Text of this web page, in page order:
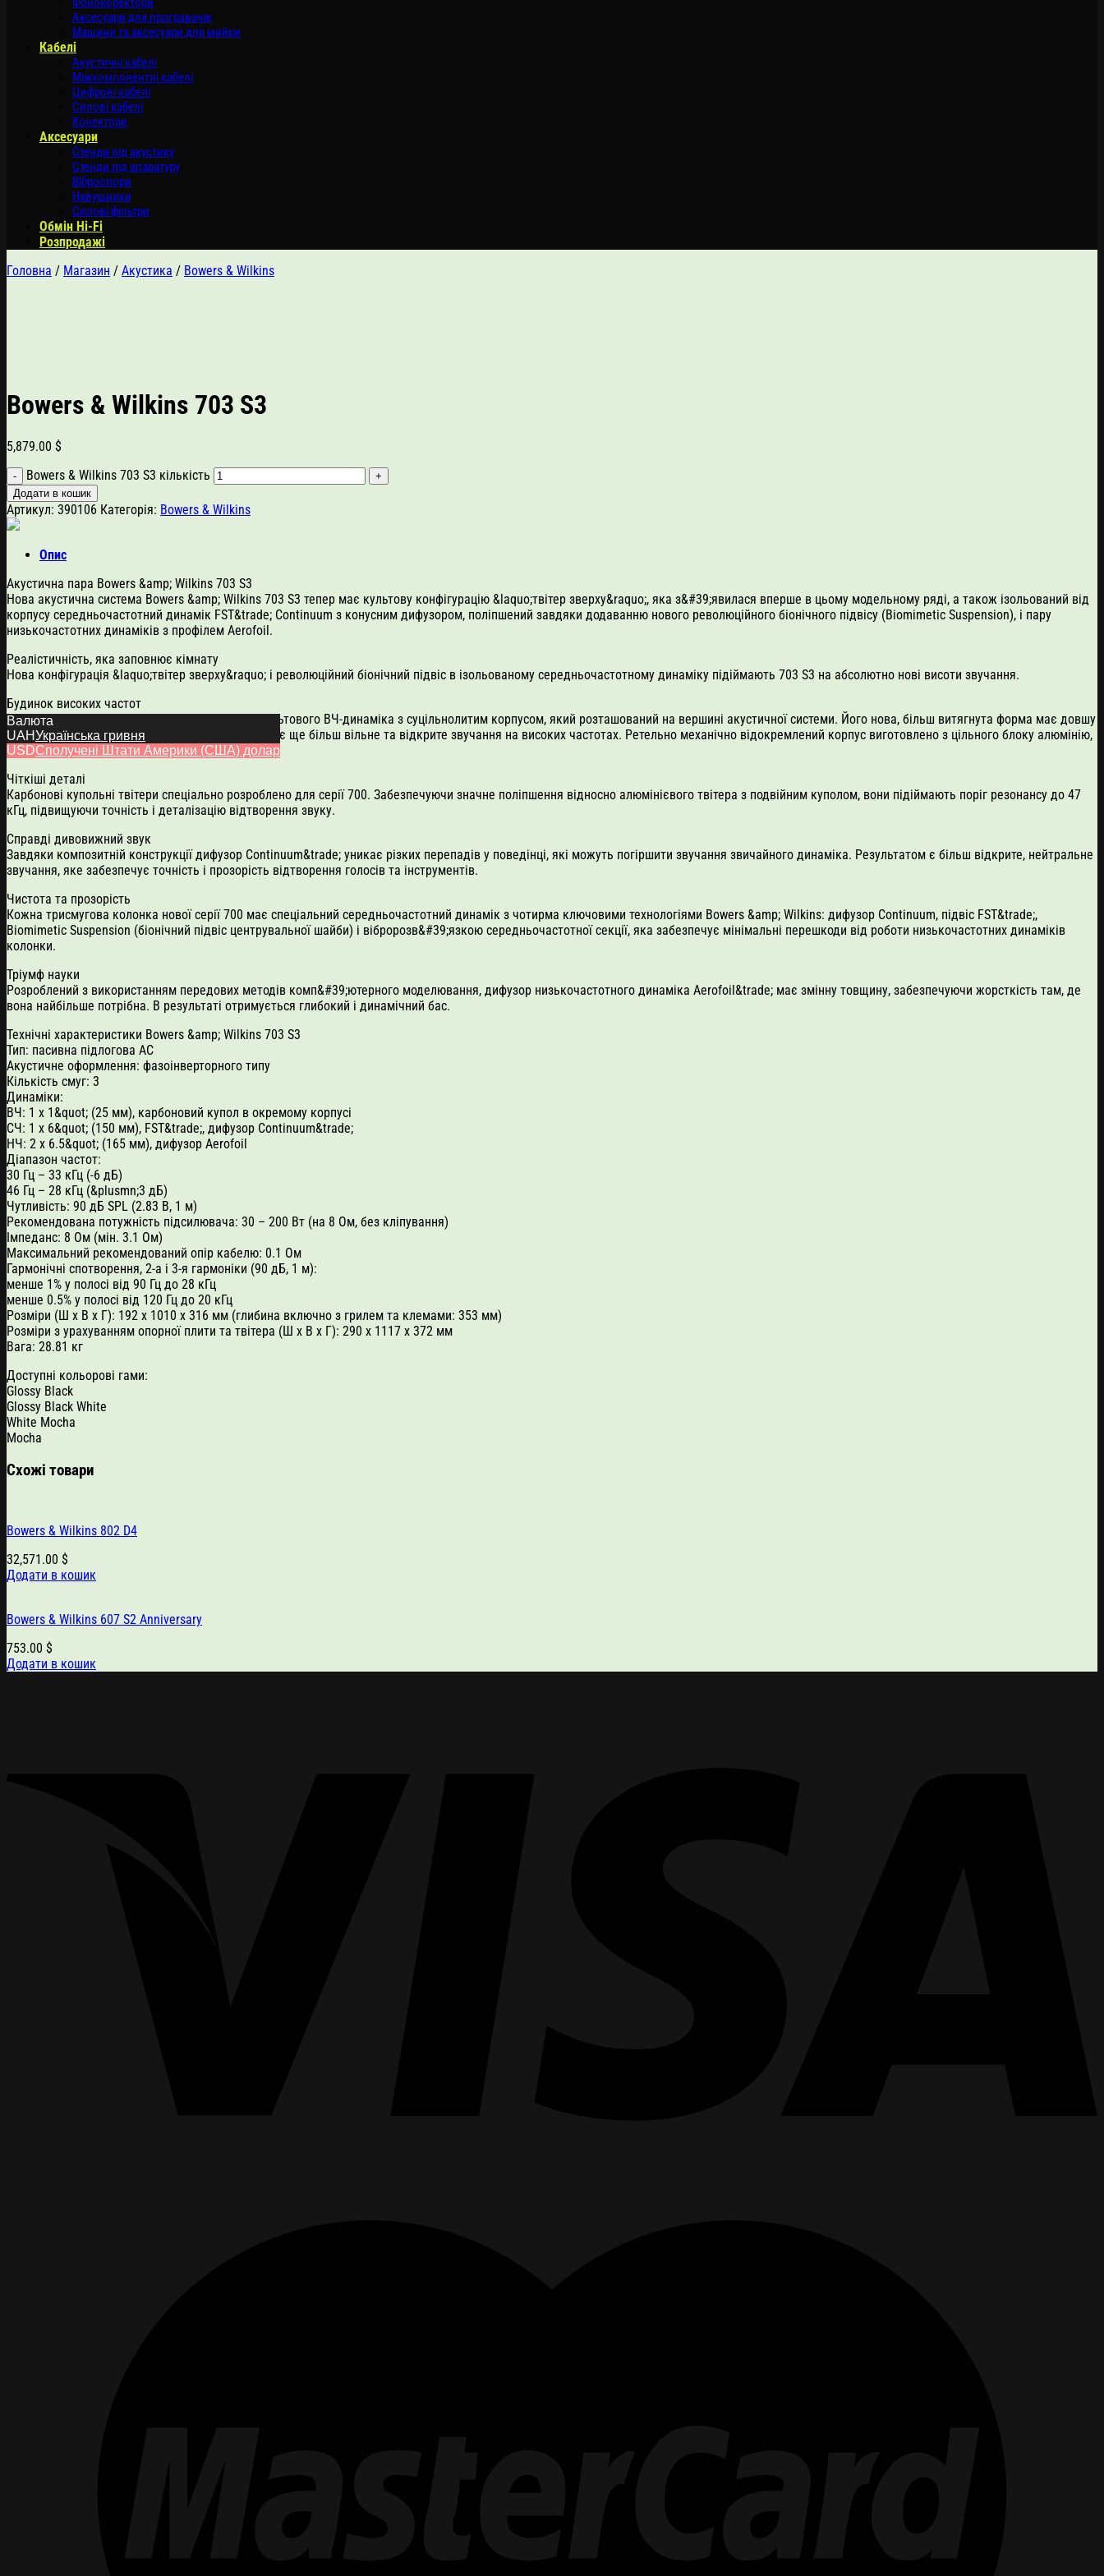
Аксесуари для програвачів
Машини та аксесуари для мийки
Кабелі
Акустичні кабелі
Міжкомпонентні кабелі
Цифрові кабелі
Силові кабелі
Конектори
Аксесуари
Стенди під акустику
Стенди під апаратуру
Віброопори
Навушники
Силові фільтри
Обмін Hi-Fi
Розпродажі
Головна / Магазин / Акустика / Bowers & Wilkins
Bowers & Wilkins 703 S3
5,879.00 $
Bowers & Wilkins 703 S3 кількість
Додати в кошик
Артикул: 390106 Категорія: Bowers & Wilkins
Опис
Акустична пара Bowers &amp; Wilkins 703 S3
Нова акустична система Bowers &amp; Wilkins 703 S3 тепер має культову конфігурацію &laquo;твітер зверху&raquo;, яка з&#39;явилася вперше в цьому модельному ряді, а також ізольований від
корпусу середньочастотний динамік FST&trade; Continuum з конусним дифузором, поліпшений завдяки додаванню нового революційного біонічного підвісу (Biomimetic Suspension), і пару
низькочастотних динаміків з профілем Aerofoil.
Реалістичність, яка заповнює кімнату
Нова конфігурація &laquo;твітер зверху&raquo; і революційний біонічний підвіс в ізольованому середньочастотному динаміку підіймають 703 S3 на абсолютно нові висоти звучання.
Будинок високих частот
Серія 700 оснащена найновішим поколінням культового ВЧ-динаміка з суцільнолитим корпусом, який розташований на вершині акустичної системи. Його нова, більш витягнута форма має довшу
систему навантажувальної трубки, що забезпечує ще більш вільне та відкрите звучання на високих частотах. Ретельно механічно відокремлений корпус виготовлено з цільного блоку алюмінію,
щоб краще протистояти резонансу.
Чіткіші деталі
Карбонові купольні твітери спеціально розроблено для серії 700. Забезпечуючи значне поліпшення відносно алюмінієвого твітера з подвійним куполом, вони підіймають поріг резонансу до 47
кГц, підвищуючи точність і деталізацію відтворення звуку.
Справді дивовижний звук
Завдяки композитній конструкції дифузор Continuum&trade; уникає різких перепадів у поведінці, які можуть погіршити звучання звичайного динаміка. Результатом є більш відкрите, нейтральне
звучання, яке забезпечує точність і прозорість відтворення голосів та інструментів.
Чистота та прозорість
Кожна трисмугова колонка нової серії 700 має спеціальний середньочастотний динамік з чотирма ключовими технологіями Bowers &amp; Wilkins: дифузор Continuum, підвіс FST&trade;,
Biomimetic Suspension (біонічний підвіс центрувальної шайби) і вібророзв&#39;язкою середньочастотної секції, яка забезпечує мінімальні перешкоди від роботи низькочастотних динаміків
колонки.
Тріумф науки
Розроблений з використанням передових методів комп&#39;ютерного моделювання, дифузор низькочастотного динаміка Aerofoil&trade; має змінну товщину, забезпечуючи жорсткість там, де
вона найбільше потрібна. В результаті отримується глибокий і динамічний бас.
Технічні характеристики Bowers &amp; Wilkins 703 S3
Тип: пасивна підлогова АС
Акустичне оформлення: фазоінверторного типу
Кількість смуг: 3
Динаміки:
ВЧ: 1 х 1&quot; (25 мм), карбоновий купол в окремому корпусі
СЧ: 1 x 6&quot; (150 мм), FST&trade;, дифузор Continuum&trade;
НЧ: 2 x 6.5&quot; (165 мм), дифузор Aerofoil
Діапазон частот:
30 Гц – 33 кГц (-6 дБ)
46 Гц – 28 кГц (&plusmn;3 дБ)
Чутливість: 90 дБ SPL (2.83 В, 1 м)
Рекомендована потужність підсилювача: 30 – 200 Вт (на 8 Ом, без кліпування)
Імпеданс: 8 Ом (мін. 3.1 Ом)
Максимальний рекомендований опір кабелю: 0.1 Ом
Гармонічні спотворення, 2-а і 3-я гармоніки (90 дБ, 1 м):
менше 1% у полосі від 90 Гц до 28 кГц
менше 0.5% у полосі від 120 Гц до 20 кГц
Розміри (Ш x В x Г): 192 x 1010 x 316 мм (глибина включно з грилем та клемами: 353 мм)
Розміри з урахуванням опорної плити та твітера (Ш x В x Г): 290 x 1117 x 372 мм
Вага: 28.81 кг
Доступні кольорові гами:
Glossy Black
Glossy Black White
White Mocha
Mocha
Схожі товари
Bowers & Wilkins 802 D4
32,571.00 $
Додати в кошик
Bowers & Wilkins 607 S2 Anniversary
753.00 $
Додати в кошик
Валюта
UAHУкраїнська гривня
USDСполучені Штати Америки (США) долар